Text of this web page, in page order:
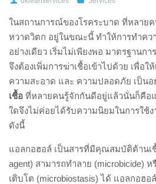
ในสถานการณ์ของโรคระบาด ที่หลาย
หวาดวิตก อยู่ในขณะนี้ ทำให้การทำคว
อย่างเดียว เริ่มไม่เพียงพอ มาตรฐานก
จึงต้องเพิ่มการฆ่าเชื้อเข้าไปด้วย เพื่อใ
ความสะอาด และ ความปลอดภัย เป็นอ
เชื้อ ที่หลายคนรู้จักกันดีอยู่แล้วนั่นก็คือ
ใดจึงไม่ค่อยได้รับความนิยมในการใช้ง
ดังนี้
แอลกอฮอล์ เป็นสารที่มีคุณสมบัติต้านเ
agent) สามารถทำลาย (microbicide)
เติบโต (microbiostasis) ได้ แอลกอฮ